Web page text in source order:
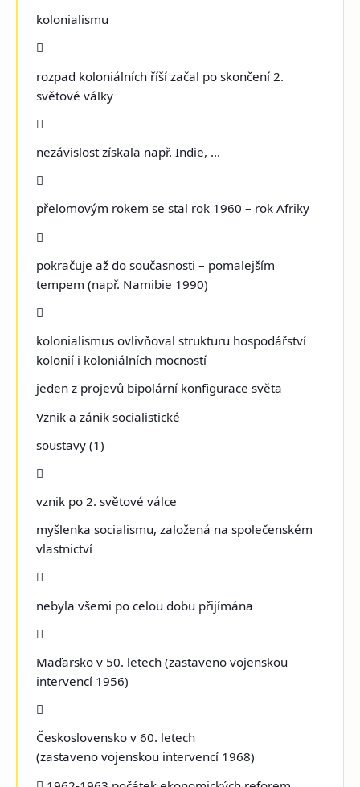
kolonialismu

rozpad koloniálních říší začal po skončení 2.
světové války

nezávislost získala např. Indie, ...

přelomovým rokem se stal rok 1960 – rok Afriky

pokračuje až do současnosti – pomalejším
tempem (např. Namibie 1990)

kolonialismus ovlivňoval strukturu hospodářství
kolonií i koloniálních mocností
jeden z projevů bipolární konfigurace světa
Vznik a zánik socialistické
soustavy (1)

vznik po 2. světové válce
myšlenka socialismu, založená na společenském
vlastnictví

nebyla všemi po celou dobu přijímána

Maďarsko v 50. letech (zastaveno vojenskou
intervencí 1956)

Československo v 60. letech
(zastaveno vojenskou intervencí 1968)